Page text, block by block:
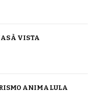
À VISTA
ANIMA LULA